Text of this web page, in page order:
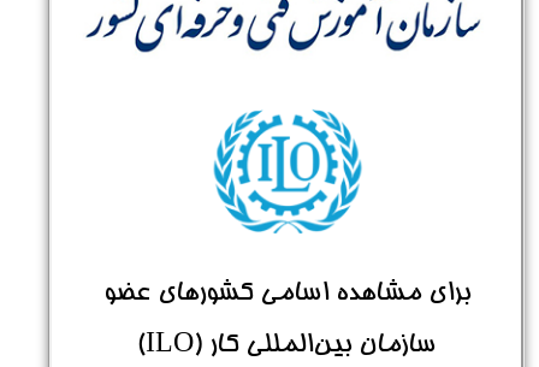
برای مشاهده اسامی کشورهای عضو
سازمان بین‌المللی کار (ILO)